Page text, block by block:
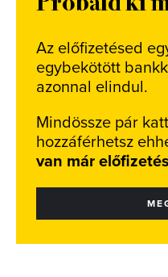
Az előfizetésed
egybekötött
azonnal elindul.
Mindössze pár
hozzáférhetsz
van már